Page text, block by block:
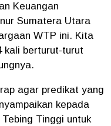
Keuangan
Sumatera Utara
WTP ini. Kita
kali berturut-turut
agar predikat yang
kepada
Tinggi untuk